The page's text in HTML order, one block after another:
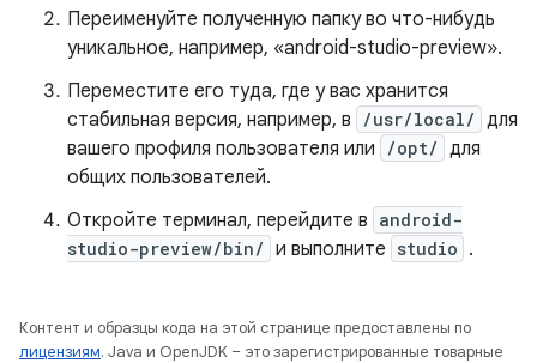
Переименуйте полученную папку во что-нибудь
уникальное, например, «android-studio-preview».
Переместите его туда, где у вас хранится
стабильная версия, например, в
/usr/local/ для
вашего профиля пользователя или
/opt/ для
общих пользователей.
Откройте терминал, перейдите в android-
studio-preview/bin/ и выполните studio .
Контент и образцы кода на этой странице предоставлены по
лицензиям. Java и OpenJDK – это зарегистрированные товарные